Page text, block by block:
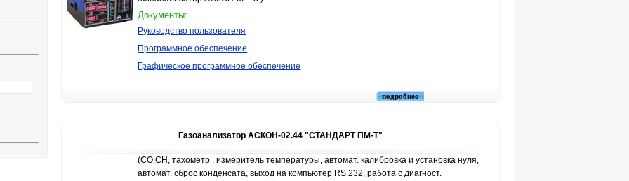
Документы:
Руководство пользователя
Программное обеспечение
Графическое программное обеспечение
подробнее
Газоанализатор АСКОН-02.44 "СТАНДАРТ ПМ-Т"
(СО,СН, тахометр , измеритель температуры, автомат. калибровка и установка нуля,
автомат. сброс конденсата, выход на компьютер RS 232, работа с диагност.